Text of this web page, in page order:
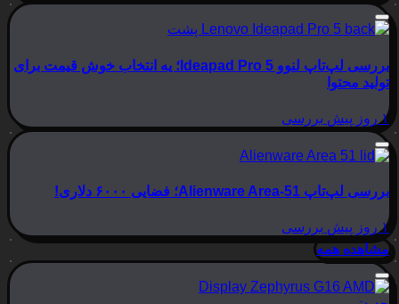
بررسی لپ‌تاپ لنوو Ideapad Pro 5؛ یه انتخاب خوش قیمت برای
تولید محتوا
۱ روز پیش بررسی
بررسی لپ‌تاپ Alienware Area-51؛ فضایی ۶۰۰۰ دلاری!
۱ روز پیش
بررسی
مشاهده همه